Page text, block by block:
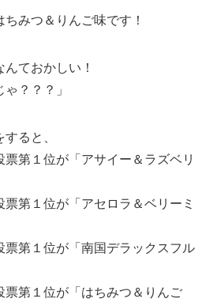
みつ＆りんご味です！
んておかしい！
？？？」
ると、
票第１位が「アサイー＆ラズベリ
票第１位が「アセロラ＆ベリーミ
票第１位が「南国デラックスフル
票第１位が「はちみつ＆りんご